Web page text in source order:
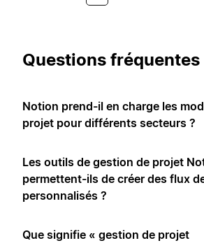
Questions fréquentes
Notion prend-il en charge les
projet pour différents secteurs ?
Les outils de gestion de projet
permettent-ils de créer des flux
personnalisés ?
Que signifie « gestion de projet